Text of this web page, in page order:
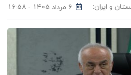
و ایران: 6 مرداد 1405 - 16:58